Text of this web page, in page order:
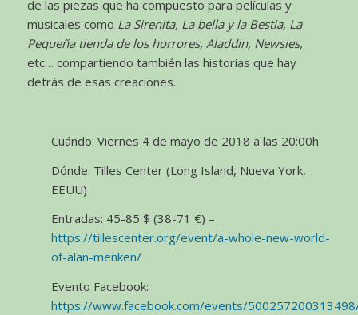
de las piezas que ha compuesto para películas y
musicales como La Sirenita, La bella y la Bestia, La
Pequeña tienda de los horrores, Aladdin, Newsies,
etc… compartiendo también las historias que hay
detrás de esas creaciones.
Cuándo: Viernes 4 de mayo de 2018 a las 20:00h
Dónde: Tilles Center (Long Island, Nueva York,
EEUU)
Entradas: 45-85 $ (38-71 €) –
https://tillescenter.org/event/a-whole-new-world-
of-alan-menken/
Evento Facebook:
https://www.facebook.com/events/